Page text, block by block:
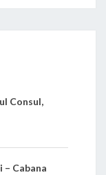
Consul,
Cabana